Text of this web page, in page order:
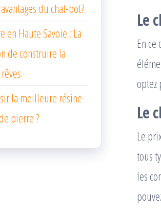
Le
En
Le
Le
tous
les
du chat-bot?
en Haute Savoie : La
de construire la
la meilleure résine
pierre ?